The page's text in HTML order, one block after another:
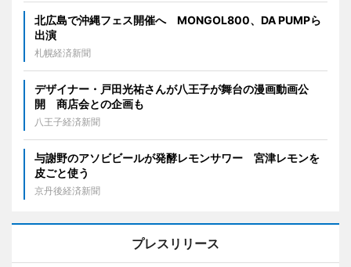
北広島で沖縄フェス開催へ MONGOL800、DA PUMPら
出演
札幌経済新聞
デザイナー・戸田光祐さんが八王子が舞台の漫画動画公
開 商店会との企画も
八王子経済新聞
与謝野のアソビビールが発酵レモンサワー 宮津レモンを
皮ごと使う
京丹後経済新聞
プレスリリース